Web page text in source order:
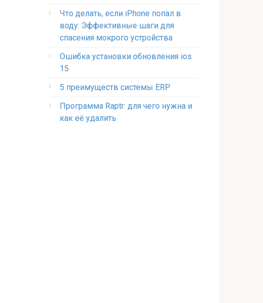
Что делать, если iPhone попал в
воду: Эффективные шаги для
спасения мокрого устройства
Ошибка установки обновления ios
15
5 преимуществ системы ERP
Программа Raptr: для чего нужна и
как её удалить